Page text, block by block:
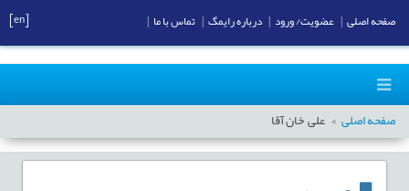
صفحه اصلی علی خان آقا
صفحه اصلی عضویت/ ورود درباره رایمگ تماس با ما